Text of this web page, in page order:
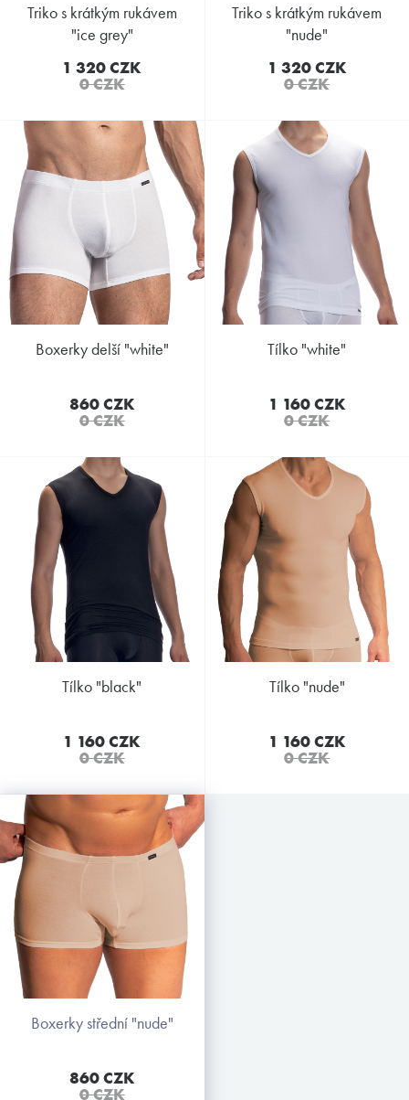
triko s krátkým rukávem
"ice grey"
1 320 CZK
0 CZK
triko s krátkým rukávem
"nude"
1 320 CZK
0 CZK
boxerky delší "white"
860 CZK
0 CZK
tílko "white"
1 160 CZK
0 CZK
tílko "black"
1 160 CZK
0 CZK
tílko "nude"
1 160 CZK
0 CZK
boxerky střední "nude"
860 CZK
0 CZK